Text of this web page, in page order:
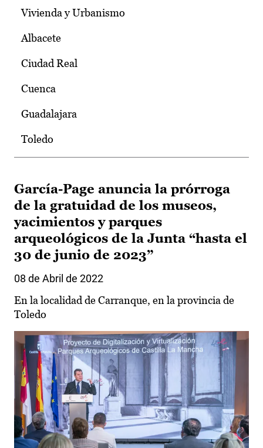
Vivienda y Urbanismo
Albacete
Ciudad Real
Cuenca
Guadalajara
Toledo
García-Page anuncia la prórroga
de la gratuidad de los museos,
yacimientos y parques
arqueológicos de la Junta “hasta el
30 de junio de 2023”
08 de Abril de 2022
En la localidad de Carranque, en la provincia de
Toledo